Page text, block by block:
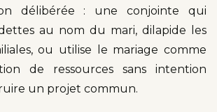
délibérée : une conjointe qui
au nom du mari, dilapide les
ou utilise le mariage comme
de ressources sans intention
un projet commun.